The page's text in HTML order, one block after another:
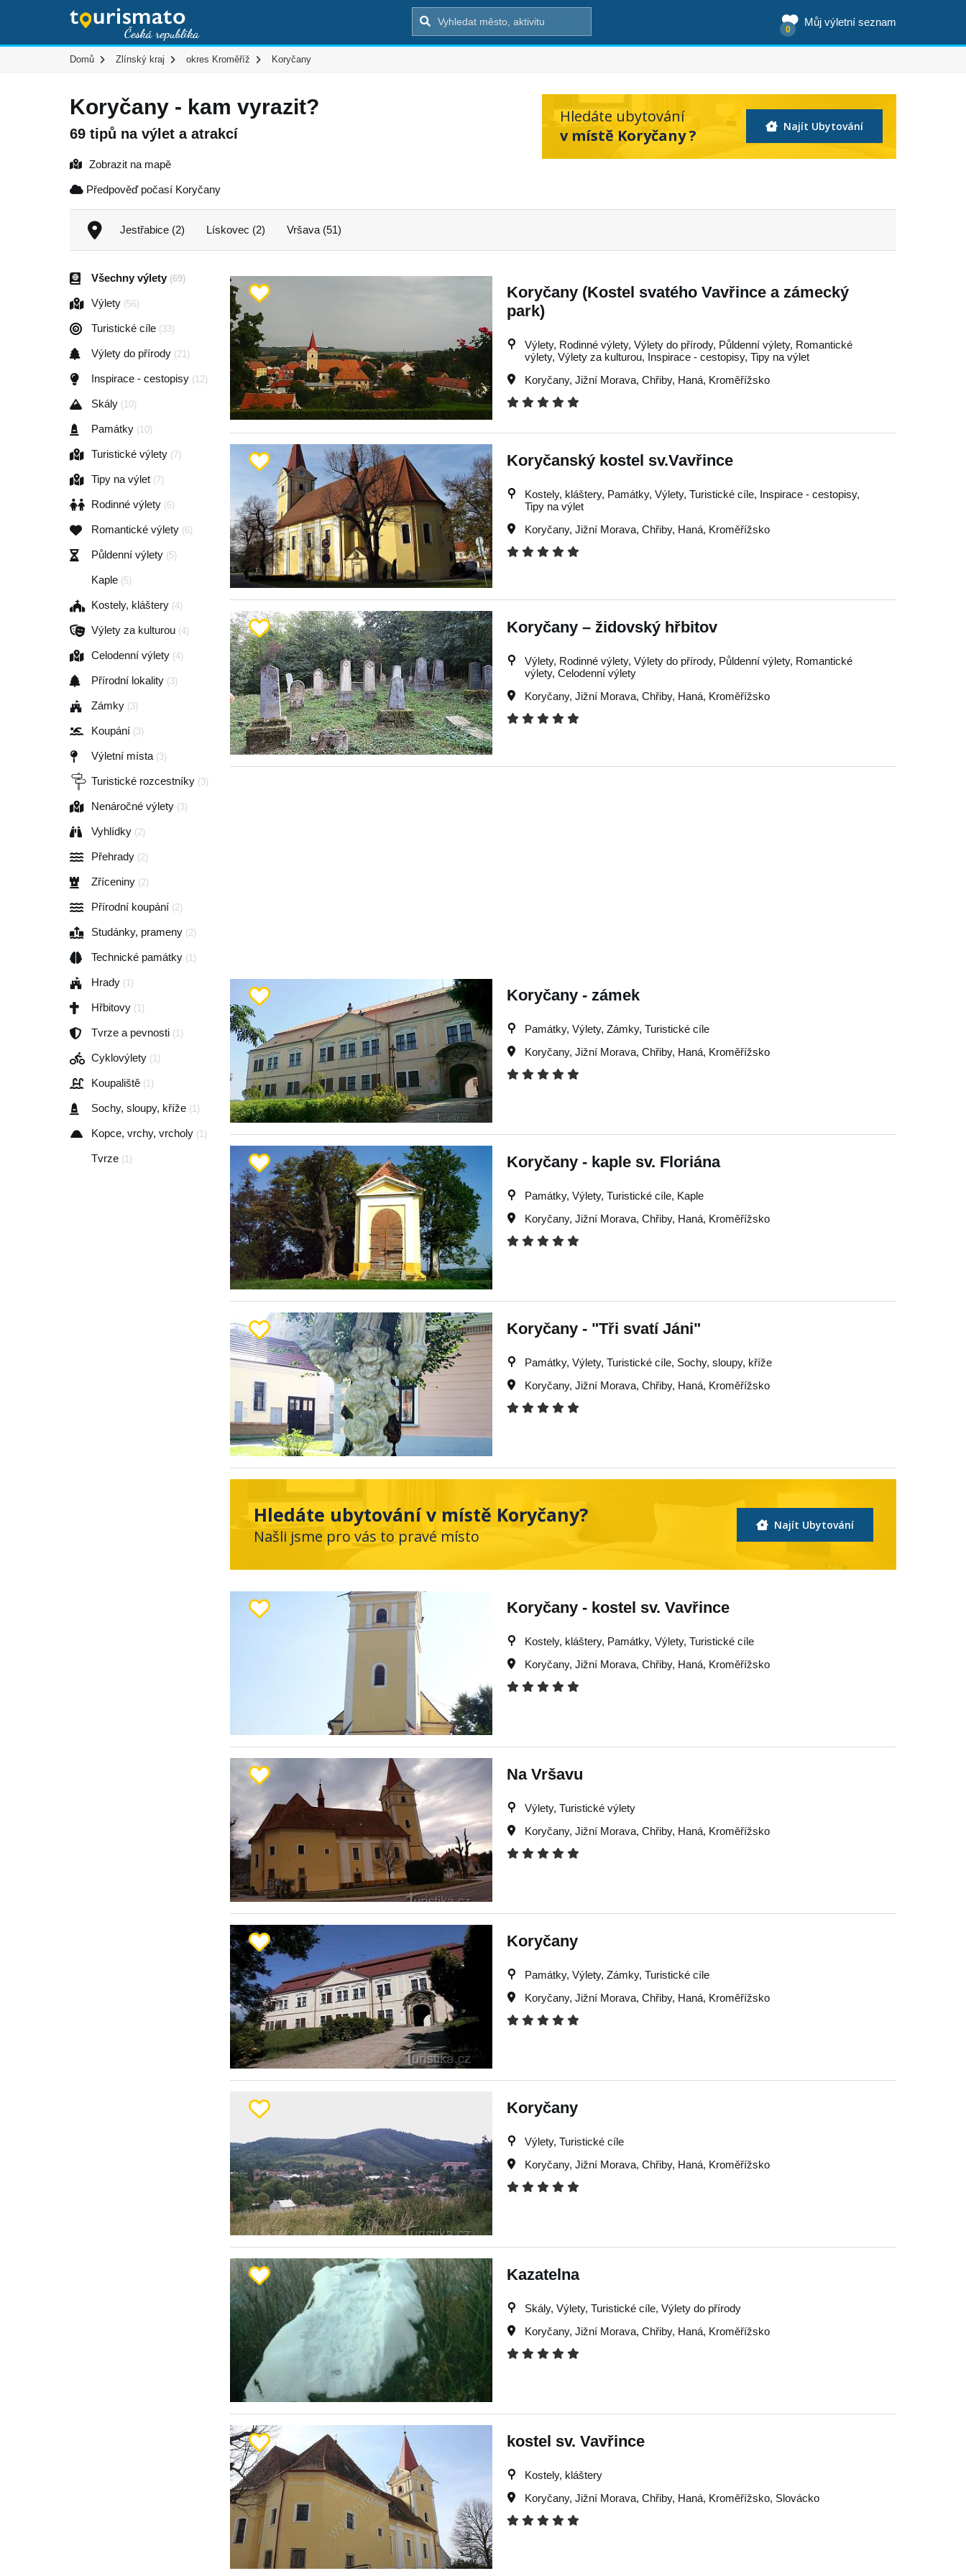
Můj výletní seznam
0
Domů Zlínský kraj okres Kroměříž Koryčany
Koryčany - kam vyrazit?
69 tipů na výlet a atrakcí
Hledáte ubytování
v místě Koryčany ?
Najít Ubytování
Zobrazit na mapě
Předpověď počasí Koryčany
Jestřabice (2) Lískovec (2) Vršava (51)
Všechny výlety (69)
Výlety (56)
Turistické cíle (33)
Výlety do přírody (21)
Inspirace - cestopisy (12)
Skály (10)
Památky (10)
Turistické výlety (7)
Tipy na výlet (7)
Rodinné výlety (6)
Romantické výlety (6)
Půldenní výlety (5)
Kaple (5)
Kostely, kláštery (4)
Výlety za kulturou (4)
Celodenní výlety (4)
Přírodní lokality (3)
Zámky (3)
Koupání (3)
Výletní místa (3)
Turistické rozcestníky (3)
Nenáročné výlety (3)
Vyhlídky (2)
Přehrady (2)
Zříceniny (2)
Přírodní koupání (2)
Studánky, prameny (2)
Technické památky (1)
Hrady (1)
Hřbitovy (1)
Tvrze a pevnosti (1)
Cyklovýlety (1)
Koupaliště (1)
Sochy, sloupy, kříže (1)
Kopce, vrchy, vrcholy (1)
Tvrze (1)
Koryčany (Kostel svatého Vavřince a zámecký
park)
Výlety, Rodinné výlety, Výlety do přírody, Půldenní výlety, Romantické
výlety, Výlety za kulturou, Inspirace - cestopisy, Tipy na výlet
Koryčany, Jižní Morava, Chřiby, Haná, Kroměřížsko
Koryčanský kostel sv.Vavřince
Kostely, kláštery, Památky, Výlety, Turistické cíle, Inspirace - cestopisy,
Tipy na výlet
Koryčany, Jižní Morava, Chřiby, Haná, Kroměřížsko
Koryčany – židovský hřbitov
Výlety, Rodinné výlety, Výlety do přírody, Půldenní výlety, Romantické
výlety, Celodenní výlety
Koryčany, Jižní Morava, Chřiby, Haná, Kroměřížsko
Koryčany - zámek
Památky, Výlety, Zámky, Turistické cíle
Koryčany, Jižní Morava, Chřiby, Haná, Kroměřížsko
Koryčany - kaple sv. Floriána
Památky, Výlety, Turistické cíle, Kaple
Koryčany, Jižní Morava, Chřiby, Haná, Kroměřížsko
Koryčany - "Tři svatí Jáni"
Památky, Výlety, Turistické cíle, Sochy, sloupy, kříže
Koryčany, Jižní Morava, Chřiby, Haná, Kroměřížsko
Hledáte ubytování v místě Koryčany?
Našli jsme pro vás to pravé místo
Najít Ubytování
Koryčany - kostel sv. Vavřince
Kostely, kláštery, Památky, Výlety, Turistické cíle
Koryčany, Jižní Morava, Chřiby, Haná, Kroměřížsko
Na Vršavu
Výlety, Turistické výlety
Koryčany, Jižní Morava, Chřiby, Haná, Kroměřížsko
Koryčany
Památky, Výlety, Zámky, Turistické cíle
Koryčany, Jižní Morava, Chřiby, Haná, Kroměřížsko
Koryčany
Výlety, Turistické cíle
Koryčany, Jižní Morava, Chřiby, Haná, Kroměřížsko
Kazatelna
Skály, Výlety, Turistické cíle, Výlety do přírody
Koryčany, Jižní Morava, Chřiby, Haná, Kroměřížsko
kostel sv. Vavřince
Kostely, kláštery
Koryčany, Jižní Morava, Chřiby, Haná, Kroměřížsko, Slovácko